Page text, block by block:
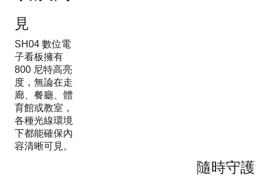
見
SH04 數位電
子看板擁有
800 尼特高亮
度，無論在走
廊、餐廳、體
育館或教室，
各種光線環境
下都能確保內
容清晰可見。
隨時守護